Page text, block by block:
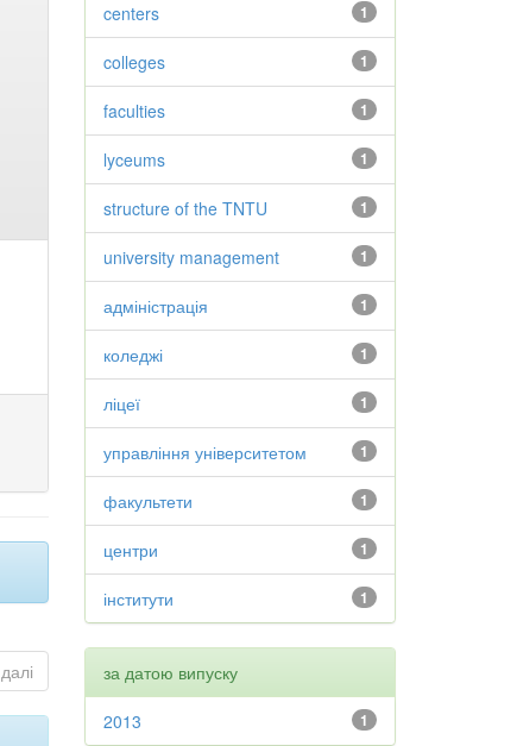
далі
1
centers
1
colleges
1
faculties
1
lyceums
1
structure of the TNTU
1
university management
1
адміністрація
1
коледжі
1
ліцеї
1
управління університетом
1
факультети
1
центри
1
інститути
за датою випуску
1
2013